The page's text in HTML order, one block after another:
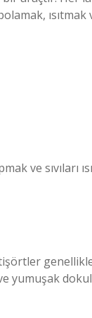
ısıtmak
ve sıvıları
yumuşak